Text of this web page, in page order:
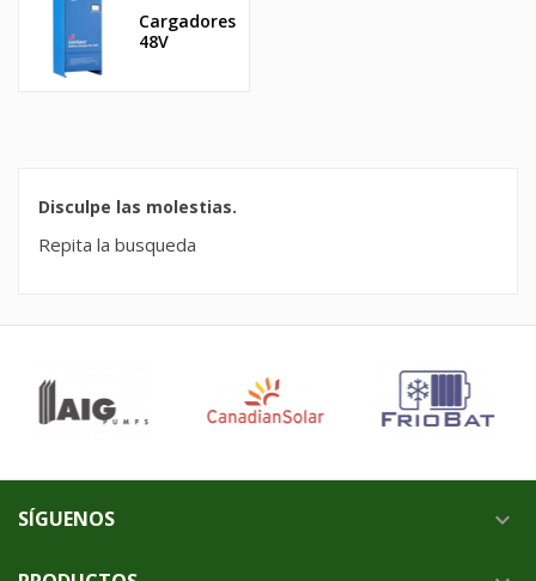
Cargadores
48V
Disculpe las molestias.
Repita la busqueda
SÍGUENOS 